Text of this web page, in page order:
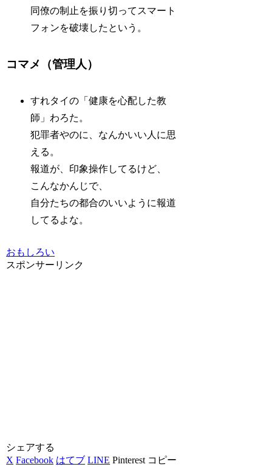
同僚の制止を振り切ってスマート
フォンを破壊したという。
コマメ（管理人）
すれタイの「健康を心配した教
師」わろた。
犯罪者やのに、なんかいい人に思
える。
報道が、印象操作してるけど、
こんなかんじで、
自分たちの都合のいいように報道
してるよな。
おもしろい
スポンサーリンク
シェアする
X Facebook はてブ LINE Pinterest コピー